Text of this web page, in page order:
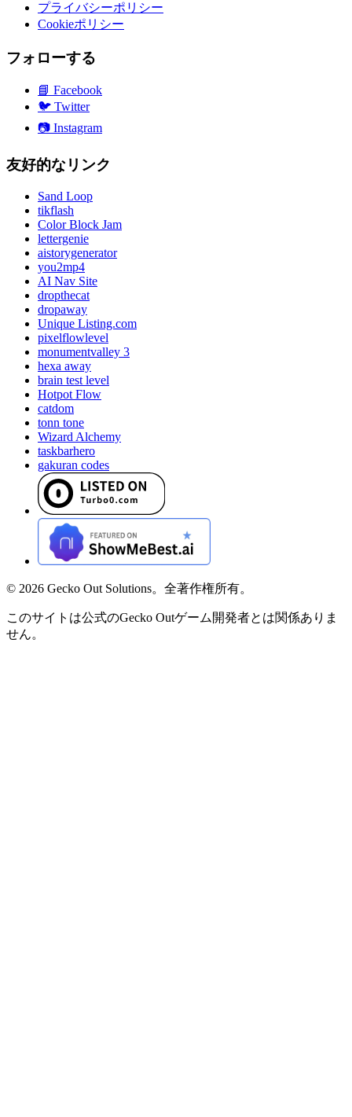
プライバシーポリシー
Cookieポリシー
フォローする
📘 Facebook
🐦 Twitter
📷 Instagram
友好的なリンク
Sand Loop
tikflash
Color Block Jam
lettergenie
aistorygenerator
you2mp4
AI Nav Site
dropthecat
dropaway
Unique Listing.com
pixelflowlevel
monumentvalley 3
hexa away
brain test level
Hotpot Flow
catdom
tonn tone
Wizard Alchemy
taskbarhero
gakuran codes
© 2026 Gecko Out Solutions。全著作権所有。
このサイトは公式のGecko Outゲーム開発者とは関係ありま
せん。